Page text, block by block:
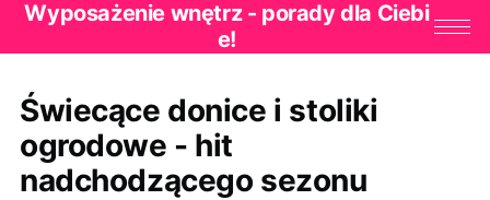
Wyposażenie wnętrz - porady dla Ciebi
e!
Świecące donice i stoliki
ogrodowe - hit
nadchodzącego sezonu